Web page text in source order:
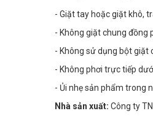
- Giặt tay hoặc giặt khô,
- Không giặt chung đồng
- Không sử dụng bột giặt
- Không phơi trực tiếp
- Ủi nhẹ sản phẩm trong
Nhà sản xuất: Công ty